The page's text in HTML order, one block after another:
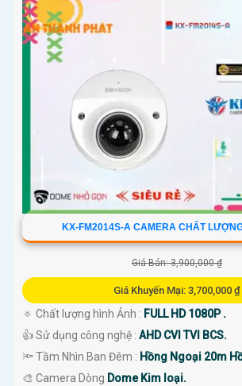
KX-FM2014S-A CAMERA CHẤT
Giá Bán: 3,900,000 ₫
Giá Khuyến Mại: 3,700,000 ₫
🔅 Chất lượng hình Ảnh : FULL HD 1080P .
👍 Sử dụng công nghệ : AHD CVI TVI BCS.
🔦 Tầm Nhìn Ban Đêm : Hồng Ngoại 20m
🎨 Camera Dòng Dome Kim loại.